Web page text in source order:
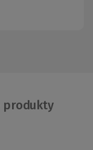
produkty